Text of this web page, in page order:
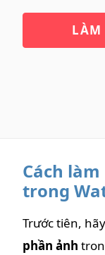
Cách
trong
Trước tiên,
phần ảnh